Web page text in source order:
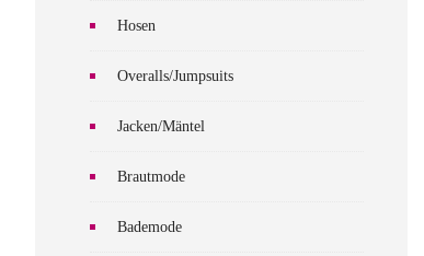
Hosen
Overalls/Jumpsuits
Jacken/Mäntel
Brautmode
Bademode